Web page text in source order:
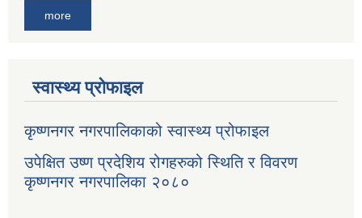
more
स्वास्थ्य प्रोफाइल
कृष्णनगर नगरपालिकाको स्वास्थ्य प्रोफाइल
उपेक्षित उष्ण प्रदेशिय रोगहरुको स्थिति र विवरण
कृष्णनगर नगरपालिका २०८०